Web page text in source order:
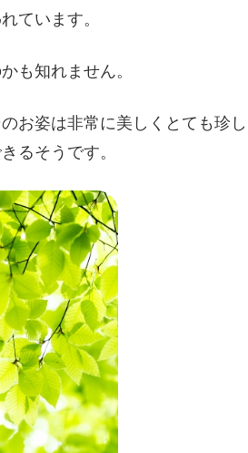
ています。
も知れません。
お姿は非常に美しくとても珍し
るそうです。